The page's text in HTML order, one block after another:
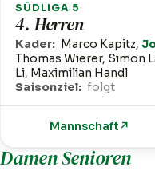
SÜDLIGA 5
4. Herren
Kader: Marco Kapitz,
Thomas Wierer, Simon
Li, Maximilian Handl
Saisonziel: folgt
Mannschaft ↗
Damen Senioren